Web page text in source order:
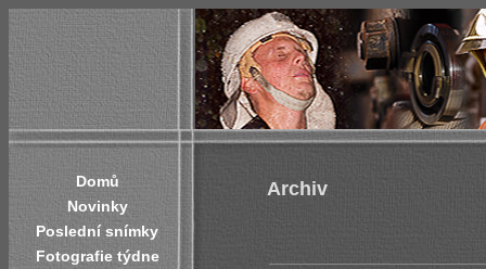
Domů
Novinky
Poslední snímky
Fotografie týdne
Archiv